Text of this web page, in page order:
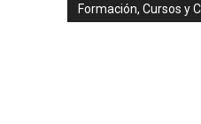
Formación, Cursos y